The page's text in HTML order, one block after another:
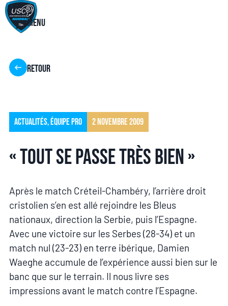
Menu
Retour
Actualités, Équipe pro 2 novembre 2009
« Tout se passe très bien »
Après le match Créteil-Chambéry, l’arrière droit
cristolien s’en est allé rejoindre les Bleus
nationaux, direction la Serbie, puis l’Espagne.
Avec une victoire sur les Serbes (28-34) et un
match nul (23-23) en terre ibérique, Damien
Waeghe accumule de l’expérience aussi bien sur le
banc que sur le terrain. Il nous livre ses
impressions avant le match contre l’Espagne.